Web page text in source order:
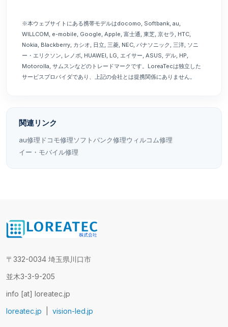
※本ウェブサイトにある携帯モデルはdocomo, Softbank, au,
WILLCOM, e-mobile, Google, Apple, 富士通, 東芝, 京セラ, HTC,
Nokia, Blackberry, カシオ, 日立, 三菱, NEC, パナソニック, 三洋, ソニ
ー・エリクソン, レノボ, HUAWEI, LG, エイサー, ASUS, デル, HP,
Motorolla, サムスンなどのトレードマークです。LoreaTecは独立した
サービスプロバイダであり、上記の会社とは提携関係にありません。
関連リンク
au修理 ドコモ修理ソフトバンク修理ウィルコム修理
イー・モバイル修理
〒332-0034 埼玉県川口市
並木3-3-9-205
info [at] loreatec.jp
loreatec.jp
vision-led.jp